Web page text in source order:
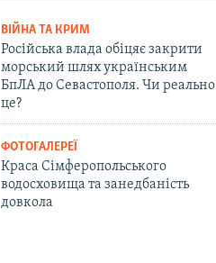
ВІЙНА ТА КРИМ
Російська влада обіцяє закрити
морський шлях українським
БпЛА до Севастополя. Чи реально
це?
ФОТОГАЛЕРЕЇ
Краса Сімферопольського
водосховища та занедбаність
довкола